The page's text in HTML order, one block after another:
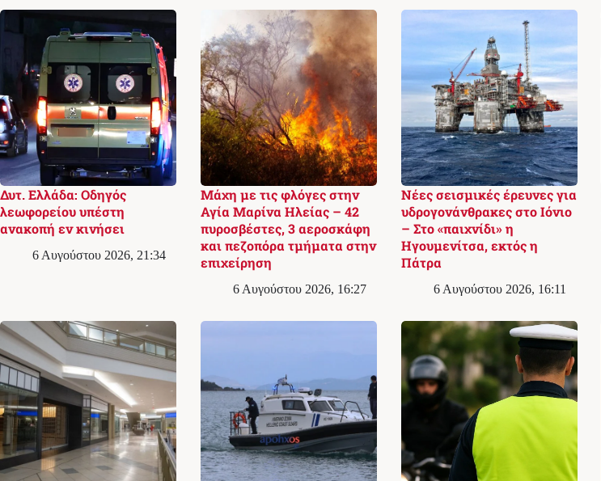
Δυτ. Ελλάδα: Οδηγός
λεωφορείου υπέστη
ανακοπή εν κινήσει
6 Αυγούστου 2026, 21:34
Μάχη με τις φλόγες στην
Αγία Μαρίνα Ηλείας – 42
πυροσβέστες, 3 αεροσκάφη
και πεζοπόρα τμήματα στην
επιχείρηση
6 Αυγούστου 2026, 16:27
Νέες σεισμικές έρευνες για
υδρογονάνθρακες στο Ιόνιο
– Στο «παιχνίδι» η
Ηγουμενίτσα, εκτός η
Πάτρα
6 Αυγούστου 2026, 16:11